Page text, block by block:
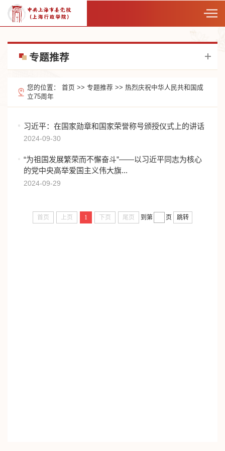
专题推荐
您的位置： 首页 >> 专题推荐 >> 热烈庆祝中华人民共和国成
立75周年
习近平：在国家勋章和国家荣誉称号颁授仪式上的讲话
2024-09-30
“为祖国发展繁荣而不懈奋斗”——以习近平同志为核心
的党中央高举爱国主义伟大旗...
2024-09-29
首页 上页 1 下页 尾页 到第 页 跳转